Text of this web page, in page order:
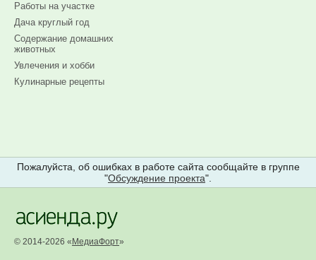
Работы на участке
Дача круглый год
Содержание домашних
животных
Увлечения и хобби
Кулинарные рецепты
Пожалуйста, об ошибках в работе сайта сообщайте в группе
"Обсуждение проекта".
© 2014-2026 « МедиаФорт»